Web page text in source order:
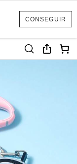
CONSEGUIR